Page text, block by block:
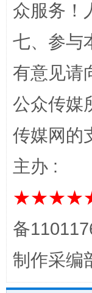
众服务！
七、参与
有意见请
公众传媒
传媒网的
主办 :
备
制作采编